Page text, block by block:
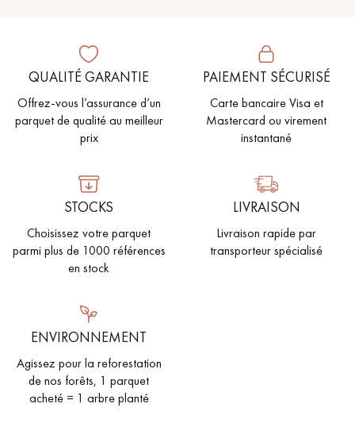
QUALITÉ GARANTIE
Offrez-vous l’assurance d’un
parquet de qualité au meilleur
prix
PAIEMENT SÉCURISÉ
Carte bancaire Visa et
Mastercard ou virement
instantané
STOCKS
Choisissez votre parquet
parmi plus de 1000 références
en stock
LIVRAISON
Livraison rapide par
transporteur spécialisé
ENVIRONNEMENT
Agissez pour la reforestation
de nos forêts, 1 parquet
acheté = 1 arbre planté